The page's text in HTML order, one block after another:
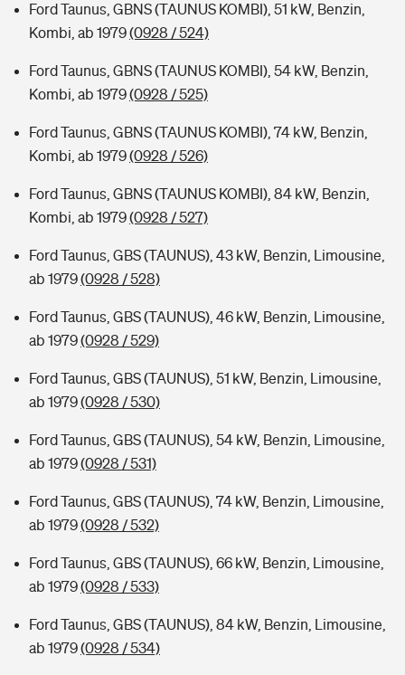
Ford Taunus, GBNS (TAUNUS KOMBI), 51 kW, Benzin,
Kombi, ab 1979(0928 / 524)
Ford Taunus, GBNS (TAUNUS KOMBI), 54 kW, Benzin,
Kombi, ab 1979(0928 / 525)
Ford Taunus, GBNS (TAUNUS KOMBI), 74 kW, Benzin,
Kombi, ab 1979(0928 / 526)
Ford Taunus, GBNS (TAUNUS KOMBI), 84 kW, Benzin,
Kombi, ab 1979(0928 / 527)
Ford Taunus, GBS (TAUNUS), 43 kW, Benzin, Limousine,
ab 1979(0928 / 528)
Ford Taunus, GBS (TAUNUS), 46 kW, Benzin, Limousine,
ab 1979(0928 / 529)
Ford Taunus, GBS (TAUNUS), 51 kW, Benzin, Limousine,
ab 1979(0928 / 530)
Ford Taunus, GBS (TAUNUS), 54 kW, Benzin, Limousine,
ab 1979(0928 / 531)
Ford Taunus, GBS (TAUNUS), 74 kW, Benzin, Limousine,
ab 1979(0928 / 532)
Ford Taunus, GBS (TAUNUS), 66 kW, Benzin, Limousine,
ab 1979(0928 / 533)
Ford Taunus, GBS (TAUNUS), 84 kW, Benzin, Limousine,
ab 1979(0928 / 534)